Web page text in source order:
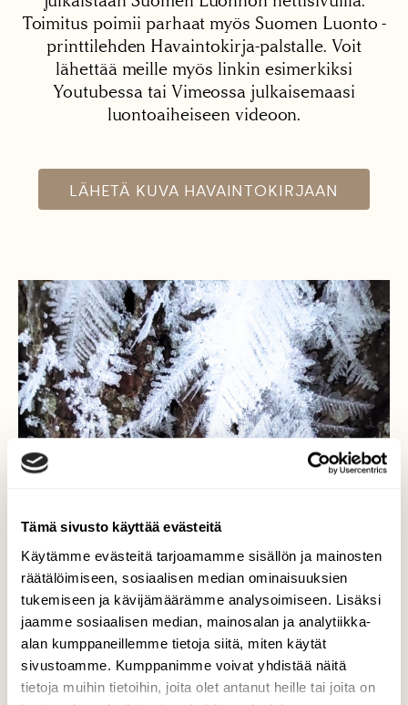
Tämä sivusto käyttää evästeitä
Käytämme evästeitä tarjoamamme sisällön ja mainosten
räätälöimiseen, sosiaalisen median ominaisuuksien
tukemiseen ja kävijämäärämme analysoimiseen. Lisäksi
jaamme sosiaalisen median, mainosalan ja analytiikka-
alan kumppaneillemme tietoja siitä, miten käytät
sivustoamme. Kumppanimme voivat yhdistää näitä
tietoja muihin tietoihin, joita olet antanut heille tai joita on
Toimitus poimii parhaat myös Suomen Luonto -
printtilehden Havaintokirja-palstalle. Voit
lähettää meille myös linkin esimerkiksi
Youtubessa tai Vimeossa julkaisemaasi
luontoaiheiseen videoon.
LÄHETÄ KUVA HAVAINTOKIRJAAN